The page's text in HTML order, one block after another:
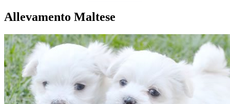
Allevamento Maltese